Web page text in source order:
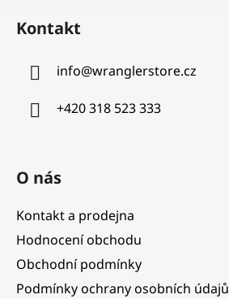
Kontakt
info@wranglerstore.cz
+420 318 523 333
O nás
Kontakt a prodejna
Hodnocení obchodu
Obchodní podmínky
Podmínky ochrany osobních údajů